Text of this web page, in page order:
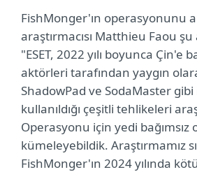
FishMonger'ın operasyonunu
araştırmacısı Matthieu Faou şu
"ESET, 2022 yılı boyunca Çin'e
aktörleri tarafından yaygın
ShadowPad ve SodaMaster
kullanıldığı çeşitli tehlikeleri
Operasyonu için yedi bağımsız
kümeleyebildik. Araştırmamız
FishMonger'ın 2024 yılında